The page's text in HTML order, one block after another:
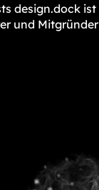
design.dock
und